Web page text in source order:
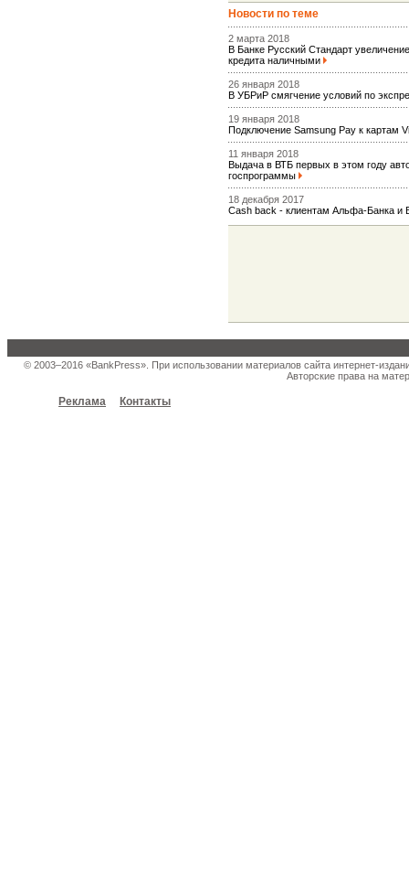
Новости по теме
2 марта 2018
В Банке Русский Стандарт
кредита наличными
26 января 2018
В УБРиР смягчение условий по
19 января 2018
Подключение Samsung Pay к картам
11 января 2018
Выдача в ВТБ первых в этом году
госпрограммы
18 декабря 2017
Сash back - клиентам Альфа-Банка и
© 2003–2016 «BankPress». При использовании материалов сайта интернет-
Авторские права на
Реклама Контакты